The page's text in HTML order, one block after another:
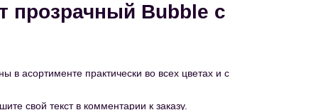
прозрачный Bubble с
асортименте практически во всех цветах и с
свой текст в комментарии к заказу.